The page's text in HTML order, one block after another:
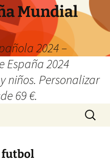
Mundial
2024 –
España 2024
niños. Personalizar
69 €.
Buscar:
futbol